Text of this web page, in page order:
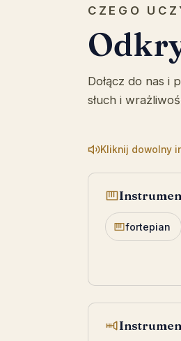
CZEGO
Dołącz do nas i
słuch i
Kliknij dowolny
fortepian